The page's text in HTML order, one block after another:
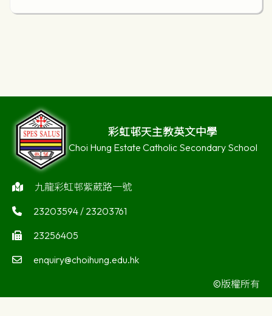
彩虹邨天主教英文中學
Choi Hung Estate Catholic Secondary School
九龍彩虹邨紫葳路一號
23203594 / 23203761
23256405
enquiry@choihung.edu.hk
©版權所有